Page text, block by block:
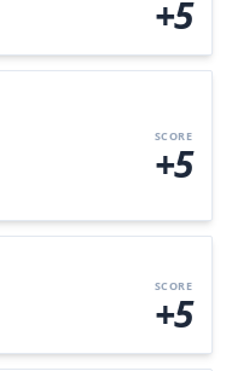
+5
SCORE
+5
SCORE
+5